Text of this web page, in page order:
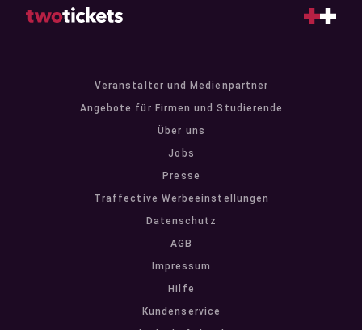
Veranstalter und Medienpartner
Angebote für Firmen und Studierende
Über uns
Jobs
Presse
Traffective Werbeeinstellungen
Datenschutz
AGB
Impressum
Hilfe
Kundenservice